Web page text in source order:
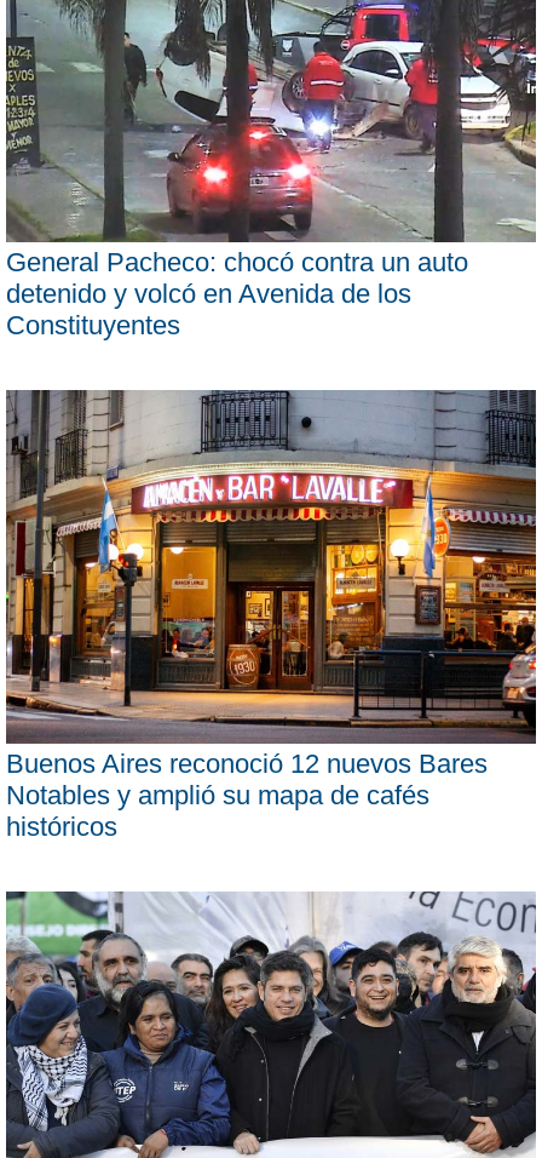
General Pacheco: chocó contra un auto
detenido y volcó en Avenida de los
Constituyentes
Buenos Aires reconoció 12 nuevos Bares
Notables y amplió su mapa de cafés
históricos